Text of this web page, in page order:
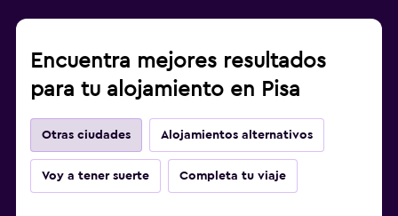
Encuentra mejores resultados
para tu alojamiento en Pisa
Otras ciudades Alojamientos alternativos
Voy a tener suerte Completa tu viaje